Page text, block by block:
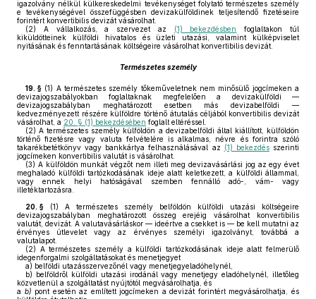
igazolvány nélkül külkereskedelmi tevékenységet folytató természetes személy
e tevékenységével összefüggésben devizakülföldinek teljesítendő fizetéseire
forintért konvertibilis devizát vásárolhat.
(2) A vállalkozás, a szervezet az (1) bekezdésben
foglaltakon túl
kiküldötteinek külföldi hivatalos és üzleti utazási, valamint külképviselet
nyitásának és fenntartásának költségeire vásárolhat konvertibilis devizát.
Természetes személy
19. § (1) A természetes személy tőkeműveletnek nem minősülő jogcímeken a
devizajogszabályokban foglaltaknak megfelelően a devizakülföldi —
devizajogszabályban meghatározott esetben más devizabelföldi —
kedvezményezett részére külföldre történő átutalás céljából konvertibilis devizát
vásárolhat, a 20. § (1) bekezdésében foglalt eltéréssel.
(2) A természetes személy külföldön a devizabelföldi által kiállított, külföldön
történő fizetésre vagy valuta felvételére is alkalmas, névre és forintra szóló
takarékbetétkönyv vagy bankkártya felhasználásával az (1) bekezdésszerinti
jogcímeken konvertibilis valutát is vásárolhat.
(3) A külföldön munkát végzőt nem illeti meg devizavásárlási jog az egy évet
meghaladó külföldi tartózkodásának ideje alatt keletkezett, a külföldi állammal,
vagy ennek helyi hatóságával szemben fennálló adó-, vám- vagy
illetéktartozásra.
20. § (1) A természetes személy belföldön külföldi utazási költségeire
devizajogszabályban meghatározott összeg erejéig vásárolhat konvertibilis
valutát, devizát. A valutavásárláskor — ideértve a csekket is — be kell mutatni az
érvényes útlevelet vagy az érvényes személyi igazolványt, továbbá a
valutalapot.
(2) A természetes személy a külföldi tartózkodásának ideje alatt felmerülő
idegenforgalmi szolgáltatásokat és menetjegyet
a) belföldi utazásszervezőnél vagy menetjegyeladóhelynél,
b) belföldről külföldi utazási irodánál vagy menetjegy eladóhelynél, illetőleg
közvetlenül a szolgáltatást nyújtótól megvásárolhatja, és
a b) pont esetén az említett jogcímeken a devizát forintért megvásárolhatja, és